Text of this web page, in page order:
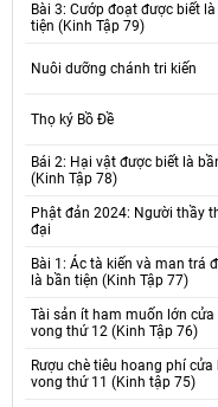
Bài 3: Cướp đoạt được biết
tiện (Kinh Tập 79)
Nuôi dưỡng chánh tri kiến
Thọ ký Bồ Đề
Bái 2: Hại vật được biết là
(Kinh Tập 78)
Phật đản 2024: Người thầy
đại
Bài 1: Ác tà kiến và man trá
là bần tiện (Kinh Tập 77)
Tài sản ít ham muốn lớn cửa
vong thứ 12 (Kinh Tập 76)
Rượu chè tiêu hoang phí cửa
vong thứ 11 (Kinh tập 75)